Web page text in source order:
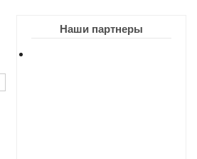
Наши партнеры